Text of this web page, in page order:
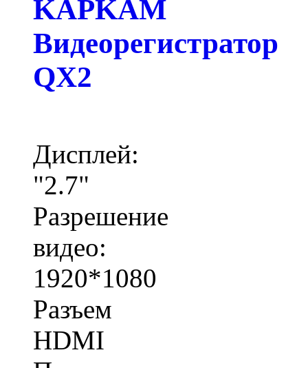
KAPKAM
Видеорегистратор
QX2
Дисплей:
"2.7"
Разрешение
видео:
1920*1080
Разъем
HDMI